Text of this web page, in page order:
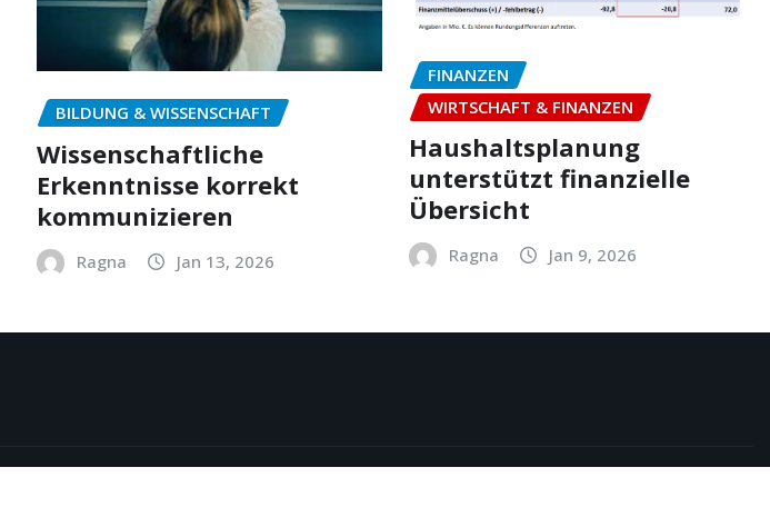
BILDUNG & WISSENSCHAFT
Wissenschaftliche
Erkenntnisse korrekt
kommunizieren
Ragna Jan 13, 2026
FINANZEN
WIRTSCHAFT & FINANZEN
Haushaltsplanung
unterstützt finanzielle
Übersicht
Ragna Jan 9, 2026